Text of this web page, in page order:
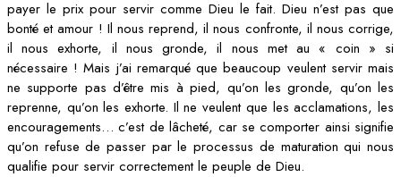
payer le prix pour servir comme Dieu le fait. Dieu n’est pas que
bonté et amour ! Il nous reprend, il nous confronte, il nous corrige,
il nous exhorte, il nous gronde, il nous met au « coin » si
nécessaire ! Mais j’ai remarqué que beaucoup veulent servir mais
ne supporte pas d’être mis à pied, qu’on les gronde, qu’on les
reprenne, qu’on les exhorte. Il ne veulent que les acclamations, les
encouragements… c’est de lâcheté, car se comporter ainsi signifie
qu’on refuse de passer par le processus de maturation qui nous
qualifie pour servir correctement le peuple de Dieu.